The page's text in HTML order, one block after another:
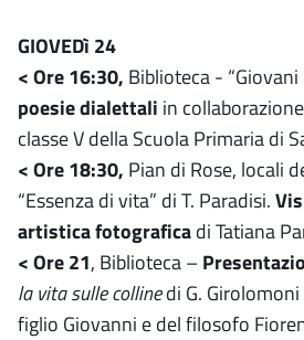
GIOVEDì 24
< Ore 16:30, Biblioteca - “Giovani
poesie dialettali in
classe V della Scuola Primaria di
< Ore 18:30, Pian di Rose, locali
“Essenza di vita” di T. Paradisi.
artistica fotograficadi Tatiana
< Ore 21, Biblioteca –
la vita sulle collinedi G. Girolomoni
figlio Giovanni e del filosofo